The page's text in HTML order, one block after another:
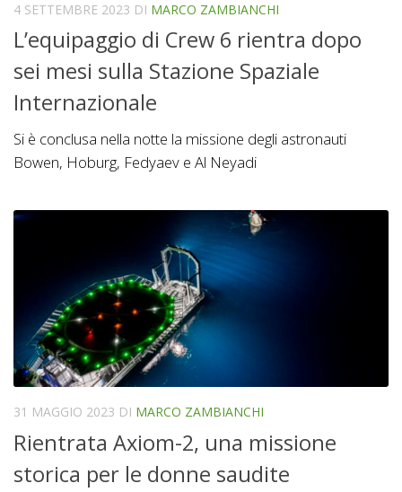
4 SETTEMBRE 2023 DI MARCO ZAMBIANCHI
L’equipaggio di Crew 6 rientra dopo
sei mesi sulla Stazione Spaziale
Internazionale
Si è conclusa nella notte la missione degli astronauti
Bowen, Hoburg, Fedyaev e Al Neyadi
31 MAGGIO 2023 DI MARCO ZAMBIANCHI
Rientrata Axiom-2, una missione
storica per le donne saudite